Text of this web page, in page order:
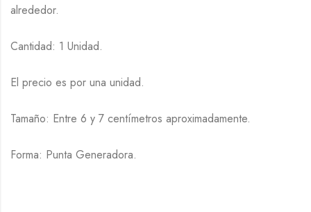
alrededor.
Cantidad: 1 Unidad.
El precio es por una unidad.
Tamaño: Entre 6 y 7 centímetros aproximadamente.
Forma: Punta Generadora.